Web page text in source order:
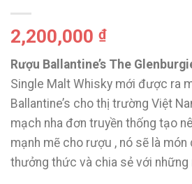
2,200,000 ₫
Rượu Ballantine’s The
Single Malt Whisky mới được ra
Ballantine’s cho thị trường Việt
mạch nha đơn truyền thống tạo
mạnh mẽ cho rượu , nó sẽ là
thưởng thức và chia sẻ với những